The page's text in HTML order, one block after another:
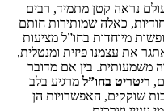
נראה קטן מתמיד, רבים
כאלה שמותירות חותם
מיוחדות בחו”ל מציעות
את עצמנו פיזית ומנטלית,
משמעותית. בין אם מדובר
ריטריט בחו”ל מרגיע בלב
שוקקים, האפשרויות הן